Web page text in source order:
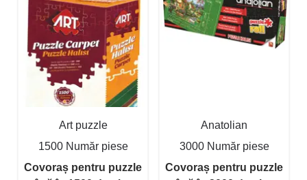
Art puzzle
1500 Număr piese
Covoraș pentru puzzle
Anatolian
3000 Număr piese
Covoraș pentru puzzle